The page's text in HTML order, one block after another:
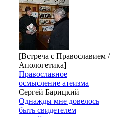
[Встреча с Православием /
Апологетика]
Православное
осмысление атеизма
Сергей Барицкий
Однажды мне довелось
быть свидетелем